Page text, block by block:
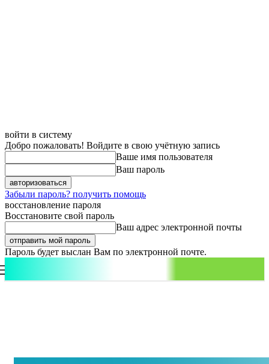
войти в систему
Добро пожаловать! Войдите в свою учётную запись
Ваше имя пользователя
Ваш пароль
Забыли пароль? получить помощь
восстановление пароля
Восстановите свой пароль
Ваш адрес электронной почты
Пароль будет выслан Вам по электронной почте.